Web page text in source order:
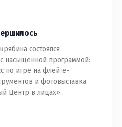
состоялся
насыщенной программой:
по игре на флейте-
и фотовыставка
Центр в лицах».